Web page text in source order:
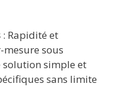
: Rapidité et
sous
solution simple et
sans limite